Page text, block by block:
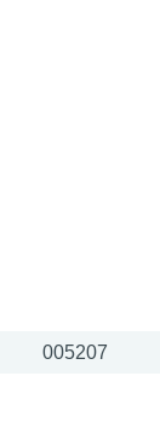
005207